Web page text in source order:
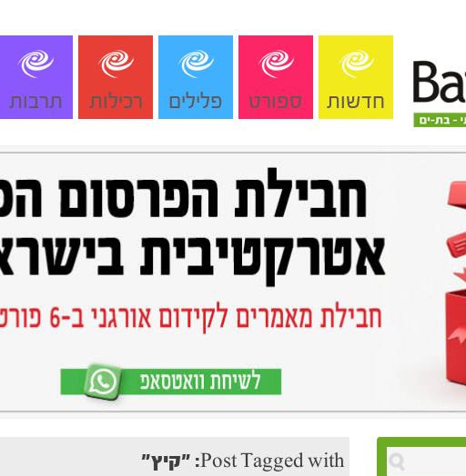
חדשות ספורט פלילים רכילות תרבות
Post Tagged with: "קיץ"